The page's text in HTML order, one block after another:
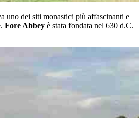
uno dei siti monastici più affascinanti e
Fore Abbey è stata fondata nel 630 d.C.